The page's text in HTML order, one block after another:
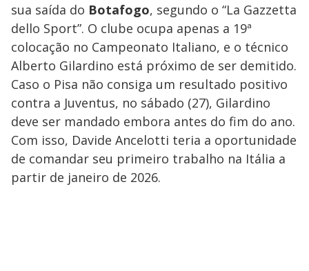
sua saída do Botafogo, segundo o “La Gazzetta
dello Sport”. O clube ocupa apenas a 19ª
colocação no Campeonato Italiano, e o técnico
Alberto Gilardino está próximo de ser demitido.
Caso o Pisa não consiga um resultado positivo
contra a Juventus, no sábado (27), Gilardino
deve ser mandado embora antes do fim do ano.
Com isso, Davide Ancelotti teria a oportunidade
de comandar seu primeiro trabalho na Itália a
partir de janeiro de 2026.